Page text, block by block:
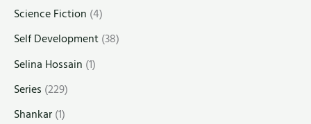
Science Fiction (4)
Self Development(38)
Selina Hossain (1)
Series (229)
Shankar(1)